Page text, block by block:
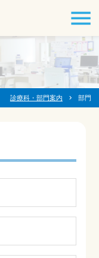
診療科・部門案内 chevron_right 部門